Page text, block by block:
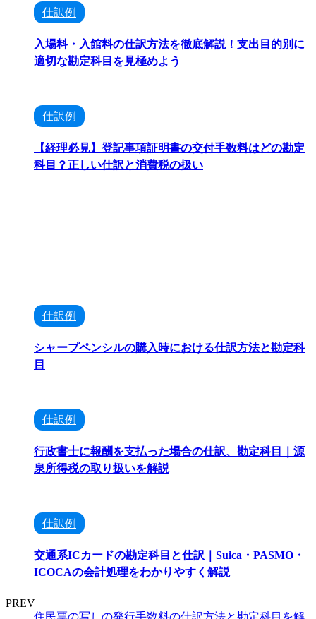
仕訳例
入場料・入館料の仕訳方法を徹底解説！支出目的別に
適切な勘定科目を見極めよう
仕訳例
【経理必見】登記事項証明書の交付手数料はどの勘定
科目？正しい仕訳と消費税の扱い
仕訳例
シャープペンシルの購入時における仕訳方法と勘定科
目
仕訳例
行政書士に報酬を支払った場合の仕訳、勘定科目｜源
泉所得税の取り扱いを解説
仕訳例
交通系ICカードの勘定科目と仕訳｜Suica・PASMO・
ICOCAの会計処理をわかりやすく解説
PREV
住民票の写しの発行手数料の仕訳方法と勘定科目を解